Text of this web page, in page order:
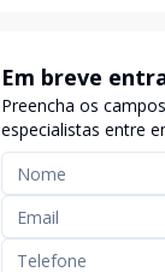
Em breve
contato
Preencha os
especialistas entre